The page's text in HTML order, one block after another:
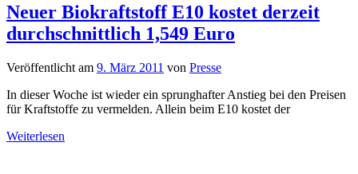
Neuer Biokraftstoff E10 kostet derzeit
durchschnittlich 1,549 Euro
Veröffentlicht am 9. März 2011 von Presse
In dieser Woche ist wieder ein sprunghafter Anstieg bei den Preisen
für Kraftstoffe zu vermelden. Allein beim E10 kostet der
Weiterlesen